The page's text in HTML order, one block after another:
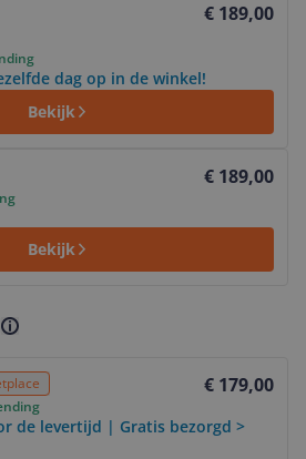
€ 189,00
dag op in de winkel!
Bekijk
€ 189,00
Bekijk
€ 179,00
de levertijd | Gratis bezorgd >